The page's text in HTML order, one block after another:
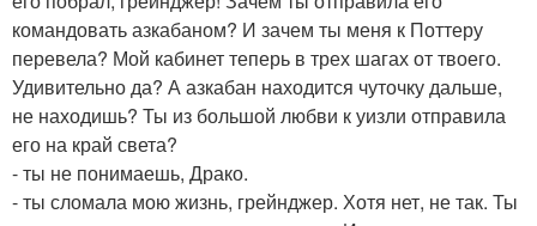
командовать азкабаном? И зачем ты меня к Поттеру
перевела? Мой кабинет теперь в трех шагах от твоего.
Удивительно да? А азкабан находится чуточку дальше,
не находишь? Ты из большой любви к уизли отправила
его на край света?
- ты не понимаешь, Драко.
- ты сломала мою жизнь, грейнджер. Хотя нет, не так. Ты